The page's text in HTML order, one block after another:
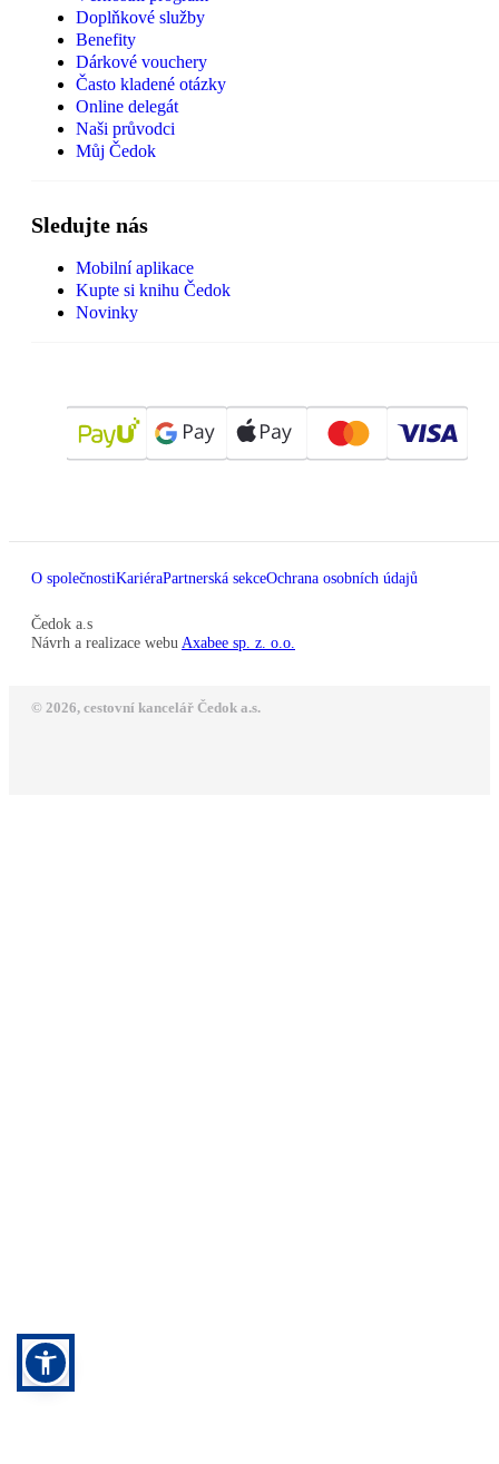
Doplňkové služby
Benefity
Dárkové vouchery
Často kladené otázky
Online delegát
Naši průvodci
Můj Čedok
Sledujte nás
Mobilní aplikace
Kupte si knihu Čedok
Novinky
O společnostiKariéraPartnerská sekceOchrana osobních údajů
Čedok a.s
Návrh a realizace webu Axabee sp. z. o.o.
© 2026, cestovní kancelář Čedok a.s.